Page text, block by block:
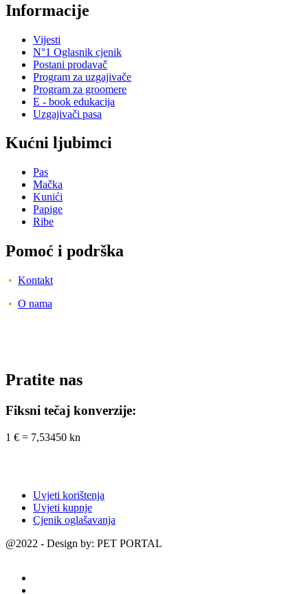
Informacije
Vijesti
N°1 Oglasnik cjenik
Postani prodavač
Program za uzgajivače
Program za groomere
E - book edukacija
Uzgajivači pasa
Kućni ljubimci
Pas
Mačka
Kunići
Papige
Ribe
Pomoć i podrška
• Kontakt
• O nama
Pratite nas
Fiksni tečaj konverzije:
1 € = 7,53450 kn
Uvjeti korištenja
Uvjeti kupnje
Cjenik oglašavanja
@2022 - Design by: PET PORTAL